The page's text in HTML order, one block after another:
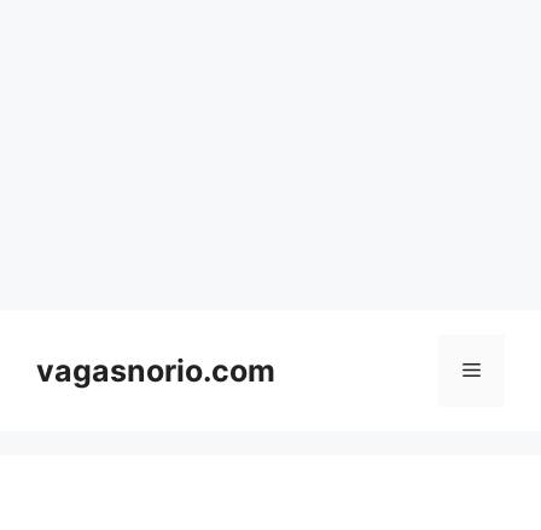
vagasnorio.com Menu